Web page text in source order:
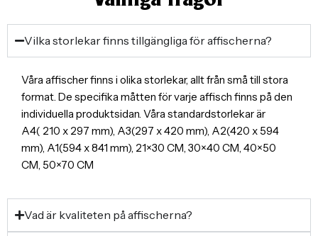
Vilka storlekar finns tillgängliga för affischerna?
Våra affischer finns i olika storlekar, allt från små till stora
format. De specifika måtten för varje affisch finns på den
individuella produktsidan. Våra standardstorlekar är
A4( 210 x 297 mm), A3(297 x 420 mm), A2(420 x 594
mm), A1(594 x 841 mm), 21×30 CM, 30×40 CM, 40×50
CM, 50×70 CM
Vad är kvaliteten på affischerna?